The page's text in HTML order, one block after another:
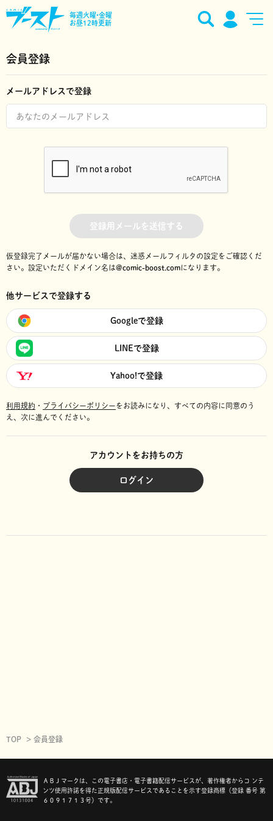
毎週火曜•金曜
お昼12時更新
会員登録
メールアドレスで登録
登録用メールを送信する
仮登録完了メールが届かない場合は、迷惑メールフィルタの設定をご確認くだ
さい。 設定いただくドメイン名は@comic-boost.comになります。
他サービスで登録する
Googleで登録
LINEで登録
Yahoo!で登録
利用規約 ・ プライバシーポリシーをお読みになり、 すべての内容に同意のう
え、次に進んでください。
アカウントをお持ちの方
ログイン
TOP 会員登録
ＡＢＪマークは、この電子書店・電子書籍配信サービスが、著作権者からコ ンテ
ンツ使用許諾を得た正規版配信サービスであることを示す登録商標（登録 番号 第
６０９１７１３号）です。